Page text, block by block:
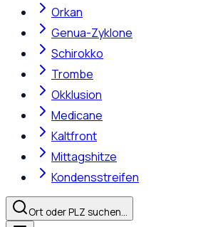
Orkan
Genua-Zyklone
Schirokko
Trombe
Okklusion
Medicane
Kaltfront
Mittagshitze
Kondensstreifen
Ort oder PLZ suchen…